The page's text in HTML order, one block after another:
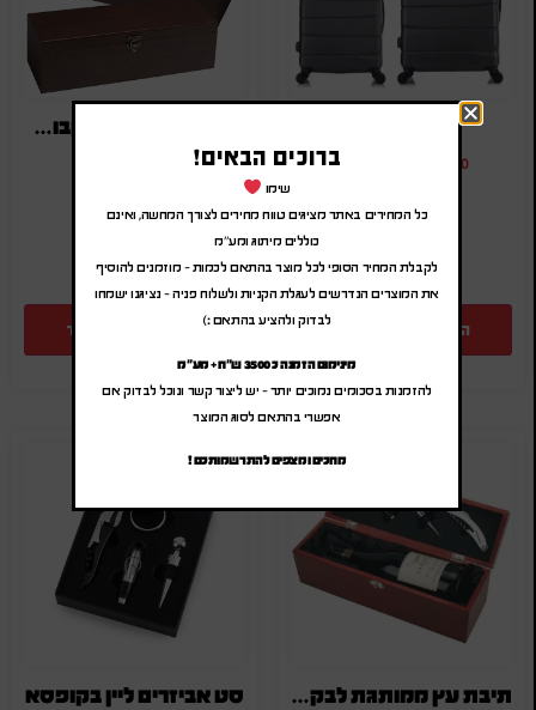
סט 2 מזוודות
360.00
₪
SA-4452
הוספה להצעת מחיר
מארז יין מהגוני לבקבוק יין עם ערכת פותחנים
54.00
SA-1997
הוספה להצעת מחיר
תיבת עץ ממותגת לבקבוק יין סט אביזרים ליין בקופסא
ברוכים הבאים!
שימו
כל המחירים באתר מציגים טווח מחירים לצורך המחשה, ואינם
כוללים מיתוג ומע"מ
לקבלת המחיר הסופי לכל מוצר בהתאם לכמות – מוזמנים להוסיף
את המוצרים הנדרשים לעגלת הקניות ולשלוח פניה – נציגנו ישמחו
לבדוק ולהציע בהתאם :)
מינימום הזמנה כ 3500 ש"ח + מע"מ
להזמנות בסכומים נמוכים יותר – יש ליצור קשר ונוכל לבדוק אם
אפשרי בהתאם לסוג המוצר
מחכים ומצפים להתרשמותכם !